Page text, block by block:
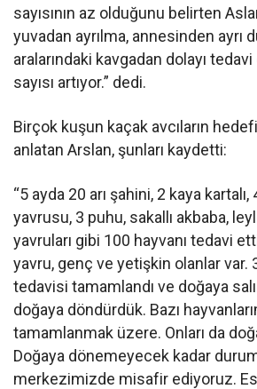
sayısının az olduğunu belirten
yuvadan ayrılma, annesinden ayrı
aralarındaki kavgadan dolayı
sayısı artıyor.” dedi.
Birçok kuşun kaçak avcıların
anlatan Arslan, şunları kaydetti:
“5 ayda 20 arı şahini, 2 kaya
yavrusu, 3 puhu, sakallı akbaba,
yavruları gibi 100 hayvanı tedavi
yavru, genç ve yetişkin olanlar var.
tedavisi tamamlandı ve doğaya
doğaya döndürdük. Bazı
tamamlanmak üzere. Onları da
Doğaya dönemeyecek kadar
merkezimizde misafir ediyoruz.